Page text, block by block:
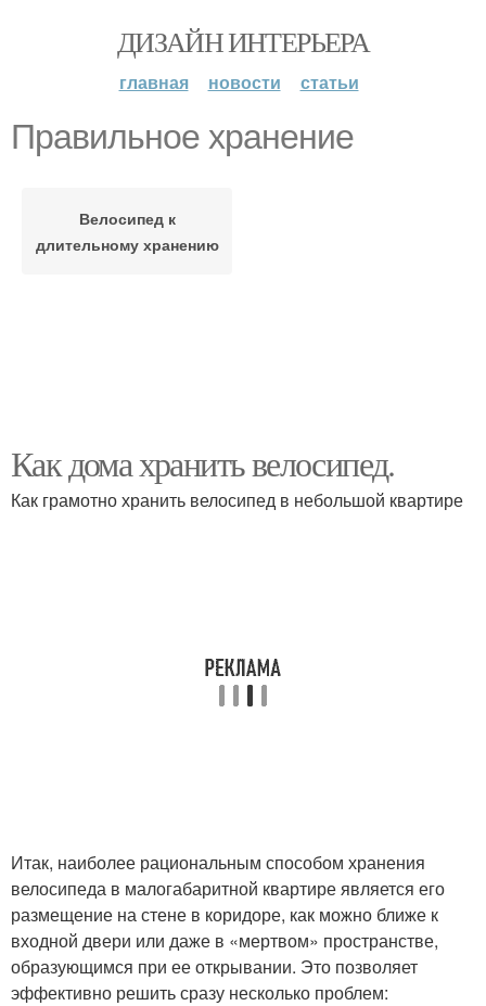
ДИЗАЙН ИНТЕРЬЕРА
главная новости статьи
Правильное хранение
Велосипед к
длительному хранению
Как дома хранить велосипед.
Как грамотно хранить велосипед в небольшой квартире
Итак, наиболее рациональным способом хранения
велосипеда в малогабаритной квартире является его
размещение на стене в коридоре, как можно ближе к
входной двери или даже в «мертвом» пространстве,
образующимся при ее открывании. Это позволяет
эффективно решить сразу несколько проблем: